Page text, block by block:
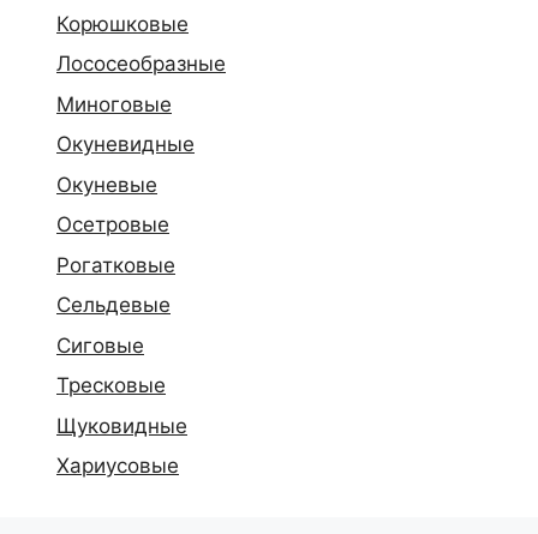
Корюшковые
Лососеобразные
Миноговые
Окуневидные
Окуневые
Осетровые
Рогатковые
Сельдевые
Сиговые
Тресковые
Щуковидные
Хариусовые